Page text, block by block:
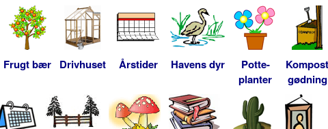
Frugt bær Drivhuset Årstider Havens dyr
Potte-
planter
Kompost
gødning